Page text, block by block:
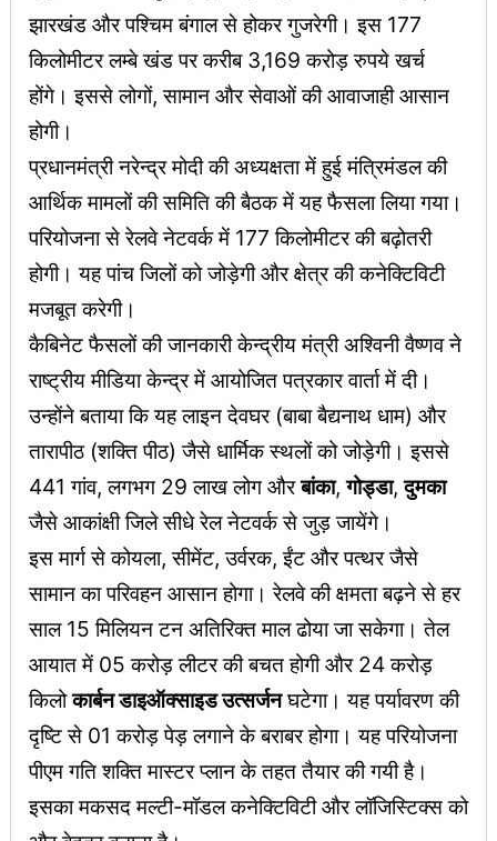
झारखंड और पश्चिम बंगाल से होकर गुजरेगी। इस 177
किलोमीटर लम्बे खंड पर करीब 3,169 करोड़ रुपये खर्च
होंगे। इससे लोगों, सामान और सेवाओं की आवाजाही आसान
होगी।
प्रधानमंत्री नरेन्द्र मोदी की अध्यक्षता में हुई मंत्रिमंडल की
आर्थिक मामलों की समिति की बैठक में यह फैसला लिया गया।
परियोजना से रेलवे नेटवर्क में 177 किलोमीटर की बढ़ोतरी
होगी। यह पांच जिलों को जोड़ेगी और क्षेत्र की कनेक्टिविटी
मजबूत करेगी।
कैबिनेट फैसलों की जानकारी केन्द्रीय मंत्री अश्विनी वैष्णव ने
राष्ट्रीय मीडिया केन्द्र में आयोजित पत्रकार वार्ता में दी।
उन्होंने बताया कि यह लाइन देवघर (बाबा बैद्यनाथ धाम) और
तारापीठ (शक्ति पीठ) जैसे धार्मिक स्थलों को जोड़ेगी। इससे
441 गांव, लगभग 29 लाख लोग औरबांका,गोड्डा,दुमका
जैसे आकांक्षी जिले सीधे रेल नेटवर्क से जुड़ जायेंगे।
इस मार्ग से कोयला, सीमेंट, उर्वरक, ईंट और पत्थर जैसे
सामान का परिवहन आसान होगा। रेलवे की क्षमता बढ़ने से हर
साल 15 मिलियन टन अतिरिक्त माल ढोया जा सकेगा। तेल
आयात में 05 करोड़ लीटर की बचत होगी और 24 करोड़
किलोकार्बन डाइऑक्साइड उत्सर्जनघटेगा। यह पर्यावरण की
दृष्टि से 01 करोड़ पेड़ लगाने के बराबर होगा। यह परियोजना
पीएम गति शक्ति मास्टर प्लान के तहत तैयार की गयी है।
इसका मकसद मल्टी-मॉडल कनेक्टिविटी और लॉजिस्टिक्स को